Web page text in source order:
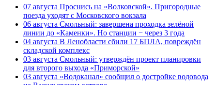
07 августа Проснись на «Волковской». Пригородные
поезда уходят с Московского вокзала
06 августа Смольный: завершена проходка зелёной
линии до «Каменки». Но станции − через 3 года
04 августа В Ленобласти сбили 17 БПЛА, повреждён
складской комплекс
03 августа Смольный: утверждён проект планировки
для второго выхода «Приморской»
03 августа «Водоканал» сообщил о достройке водовода